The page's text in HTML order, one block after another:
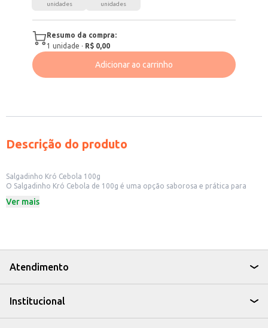
unidades unidades
Resumo da compra:
1 unidade · R$ 0,00
Adicionar ao carrinho
Descrição do produto
Salgadinho Kró Cebola 100g
O Salgadinho Kró Cebola de 100g é uma opção saborosa e prática para
consumo individual ou para compartilhar em momentos de descontração,
amigos.
Uma ótima opção para revenda em mercados, lanchonetes e
estabelecimentos comerciais.
Ver mais
Atendimento
Institucional